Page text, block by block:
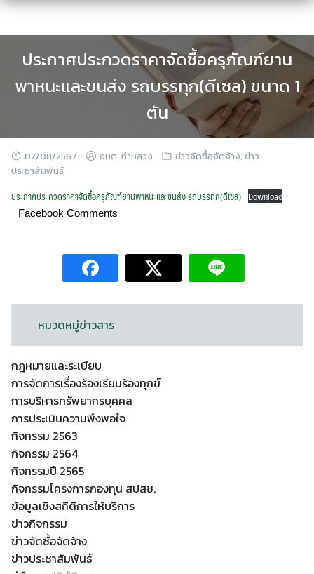
Skip
ประกาศประกวดราคาจัดซื้อครุภัณฑ์ยาน
พาหนะและขนส่ง รถบรรทุก(ดีเซล) ขนาด 1
ตัน
02/08/2567 อบต. ท่าหลวง ข่าวจัดซื้อจัดจ้าง, ข่าว
ประชาสัมพันธ์
ประกาศประกวดราคาจัดซื้อครุภัณฑ์ยานพาหนะและขนส่ง รถบรรทุก(ดีเซล) Download
Facebook Comments
หมวดหมู่ข่าวสาร
กฎหมายและระเบียบ
การจัดการเรื่องร้องเรียนร้องทุกข์
การบริหารทรัพยากรบุคคล
การประเมินความพึงพอใจ
กิจกรรม 2563
กิจกรรม 2564
กิจกรรมปี 2565
กิจกรรมโครงการกองทุน สปสช.
ข้อมูลเชิงสถิติการให้บริการ
ข่าวกิจกรรม
ข่าวจัดซื้อจัดจ้าง
ข่าวประชาสัมพันธ์